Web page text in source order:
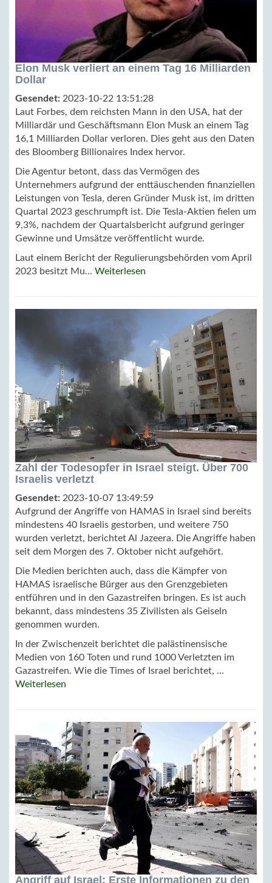
Elon Musk verliert an einem Tag 16 Milliarden
Dollar
Gesendet: 2023-10-22 13:51:28
Laut Forbes, dem reichsten Mann in den USA, hat der
Milliardär und Geschäftsmann Elon Musk an einem Tag
16,1 Milliarden Dollar verloren. Dies geht aus den Daten
des Bloomberg Billionaires Index hervor.
Die Agentur betont, dass das Vermögen des
Unternehmers aufgrund der enttäuschenden finanziellen
Leistungen von Tesla, deren Gründer Musk ist, im dritten
Quartal 2023 geschrumpft ist. Die Tesla-Aktien fielen um
9,3%, nachdem der Quartalsbericht aufgrund geringer
Gewinne und Umsätze veröffentlicht wurde.
Laut einem Bericht der Regulierungsbehörden vom April
2023 besitzt Mu... Weiterlesen
Zahl der Todesopfer in Israel steigt. Über 700
Israelis verletzt
Gesendet: 2023-10-07 13:49:59
Aufgrund der Angriffe von HAMAS in Israel sind bereits
mindestens 40 Israelis gestorben, und weitere 750
wurden verletzt, berichtet Al Jazeera. Die Angriffe haben
seit dem Morgen des 7. Oktober nicht aufgehört.
Die Medien berichten auch, dass die Kämpfer von
HAMAS israelische Bürger aus den Grenzgebieten
entführen und in den Gazastreifen bringen. Es ist auch
bekannt, dass mindestens 35 Zivilisten als Geiseln
genommen wurden.
In der Zwischenzeit berichtet die palästinensische
Medien von 160 Toten und rund 1000 Verletzten im
Gazastreifen. Wie die Times of Israel berichtet, ...
Weiterlesen
Angriff auf Israel: Erste Informationen zu den